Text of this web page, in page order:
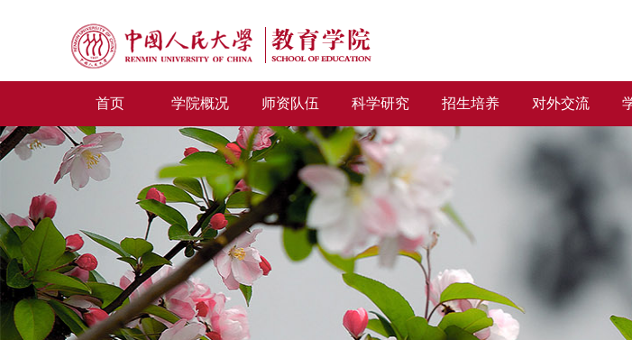
首页 学院概况 师资队伍 科学研究 招生培养 对外交流